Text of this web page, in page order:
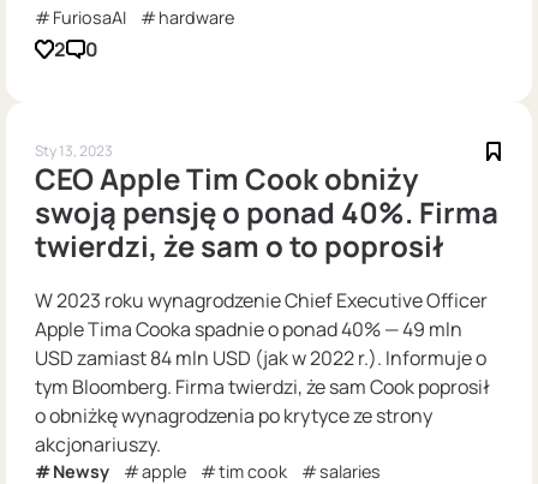
FuriosaAI
hardware
2 0
Sty 13, 2023
CEO Apple Tim Cook obniży
swoją pensję o ponad 40%. Firma
twierdzi, że sam o to poprosił
W 2023 roku wynagrodzenie Chief Executive Officer
Apple Tima Cooka spadnie o ponad 40% — 49 mln
USD zamiast 84 mln USD (jak w 2022 r.). Informuje o
tym Bloomberg. Firma twierdzi, że sam Cook poprosił
o obniżkę wynagrodzenia po krytyce ze strony
akcjonariuszy.
Newsy apple tim cook salaries